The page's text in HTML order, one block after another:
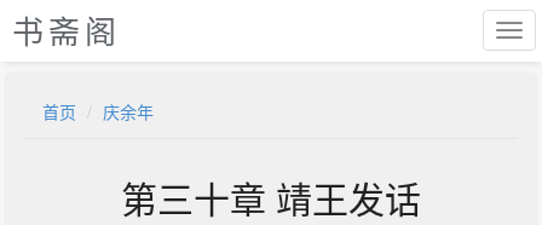
书斋阁
首页 庆余年
第三十章 靖王发话